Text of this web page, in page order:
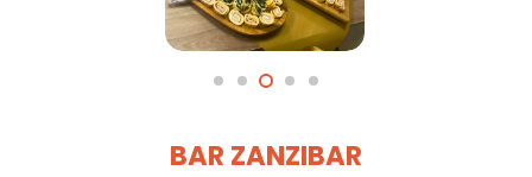
BAR ZANZIBAR